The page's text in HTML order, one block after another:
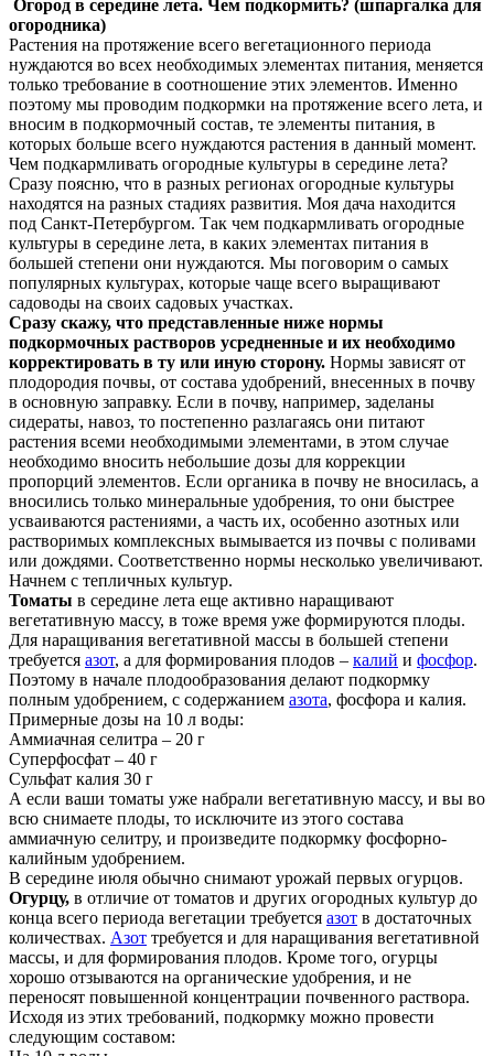
Огород в середине лета. Чем подкормить? (шпаргалка для
огородника)
Растения на протяжение всего вегетационного периода
нуждаются во всех необходимых элементах питания, меняется
только требование в соотношение этих элементов. Именно
поэтому мы проводим подкормки на протяжение всего лета, и
вносим в подкормочный состав, те элементы питания, в
которых больше всего нуждаются растения в данный момент.
Чем подкармливать огородные культуры в середине лета?
Сразу поясню, что в разных регионах огородные культуры
находятся на разных стадиях развития. Моя дача находится
под Санкт-Петербургом. Так чем подкармливать огородные
культуры в середине лета, в каких элементах питания в
большей степени они нуждаются. Мы поговорим о самых
популярных культурах, которые чаще всего выращивают
садоводы на своих садовых участках.
Сразу скажу, что представленные ниже нормы
подкормочных растворов усредненные и их необходимо
корректировать в ту или иную сторону. Нормы зависят от
плодородия почвы, от состава удобрений, внесенных в почву
в основную заправку. Если в почву, например, заделаны
сидераты, навоз, то постепенно разлагаясь они питают
растения всеми необходимыми элементами, в этом случае
необходимо вносить небольшие дозы для коррекции
пропорций элементов. Если органика в почву не вносилась, а
вносились только минеральные удобрения, то они быстрее
усваиваются растениями, а часть их, особенно азотных или
растворимых комплексных вымывается из почвы с поливами
или дождями. Соответственно нормы несколько увеличивают.
Начнем с тепличных культур.
Томаты в середине лета еще активно наращивают
вегетативную массу, в тоже время уже формируются плоды.
Для наращивания вегетативной массы в большей степени
требуется азот, а для формирования плодов – калий и фосфор.
Поэтому в начале плодообразования делают подкормку
полным удобрением, с содержанием азота, фосфора и калия.
Примерные дозы на 10 л воды:
Аммиачная селитра – 20 г
Суперфосфат – 40 г
Сульфат калия 30 г
А если ваши томаты уже набрали вегетативную массу, и вы во
всю снимаете плоды, то исключите из этого состава
аммиачную селитру, и произведите подкормку фосфорно-
калийным удобрением.
В середине июля обычно снимают урожай первых огурцов.
Огурцу, в отличие от томатов и других огородных культур до
конца всего периода вегетации требуется азот в достаточных
количествах. Азот требуется и для наращивания вегетативной
массы, и для формирования плодов. Кроме того, огурцы
хорошо отзываются на органические удобрения, и не
переносят повышенной концентрации почвенного раствора.
Исходя из этих требований, подкормку можно провести
следующим составом: